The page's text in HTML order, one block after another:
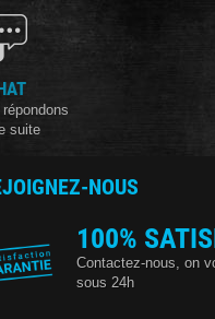
suite
NOUS
100%
Contactez-nous, on
sous 24h